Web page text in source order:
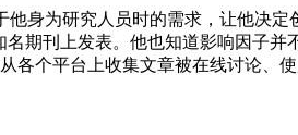
身为研究人员时的需求，让他决
期刊上发表。他也知道影响因子
个平台上收集文章被在线讨论、